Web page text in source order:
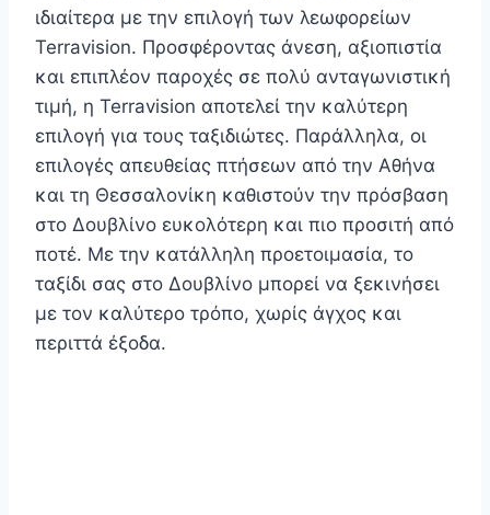
ιδιαίτερα με την επιλογή των λεωφορείων
Terravision. Προσφέροντας άνεση, αξιοπιστία
και επιπλέον παροχές σε πολύ ανταγωνιστική
τιμή, η Terravision αποτελεί την καλύτερη
επιλογή για τους ταξιδιώτες. Παράλληλα, οι
επιλογές απευθείας πτήσεων από την Αθήνα
και τη Θεσσαλονίκη καθιστούν την πρόσβαση
στο Δουβλίνο ευκολότερη και πιο προσιτή από
ποτέ. Με την κατάλληλη προετοιμασία, το
ταξίδι σας στο Δουβλίνο μπορεί να ξεκινήσει
με τον καλύτερο τρόπο, χωρίς άγχος και
περιττά έξοδα.